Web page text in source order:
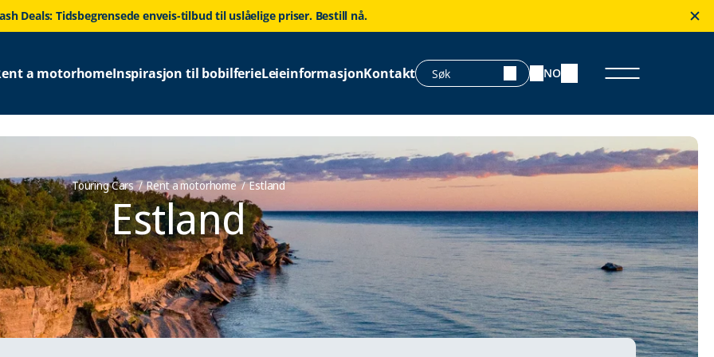
Deals: Tidsbegrensede enveis-tilbud til uslåelige priser. Bestill nå.
a motorhomeInspirasjon til bobilferieLeieinformasjonKontakt NO
Touring Cars Rent a motorhome Estland
Estland